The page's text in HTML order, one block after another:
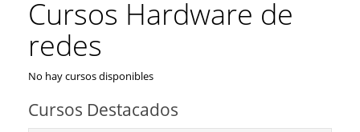
Cursos Hardware de
redes
No hay cursos disponibles
Cursos Destacados